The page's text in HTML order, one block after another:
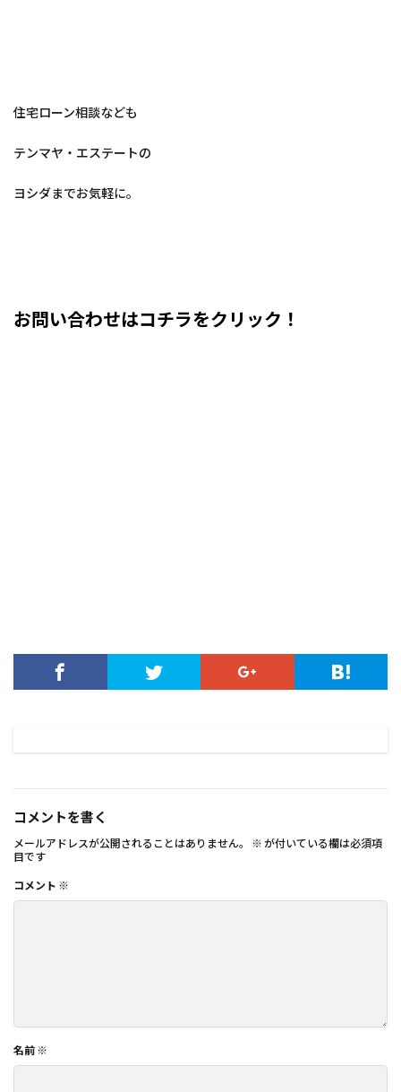
住宅ローン相談なども
テンマヤ・エステートの
ヨシダまでお気軽に。
お問い合わせはコチラをクリック！
コメントを書く
メールアドレスが公開されることはありません。 ※ が付いている欄は必須項
目です
コメント ※
名前 ※